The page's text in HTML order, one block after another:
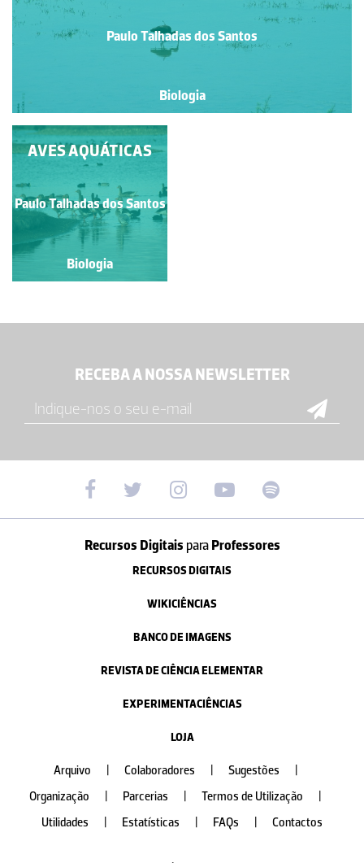
Paulo Talhadas dos Santos
Biologia
CRUZA-BICO
Paulo Talhadas dos Santos
Biologia
AVES AQUÁTICAS
Paulo Talhadas dos Santos
Biologia
RECEBA A NOSSA NEWSLETTER
Recursos Digitais paraProfessores
RECURSOS DIGITAIS
WIKICIÊNCIAS
BANCO DE IMAGENS
REVISTA DE CIÊNCIA ELEMENTAR
EXPERIMENTACIÊNCIAS
LOJA
Arquivo Colaboradores Sugestões
Organização
Parcerias Termos de Utilização
Utilidades
Estatísticas FAQs Contactos